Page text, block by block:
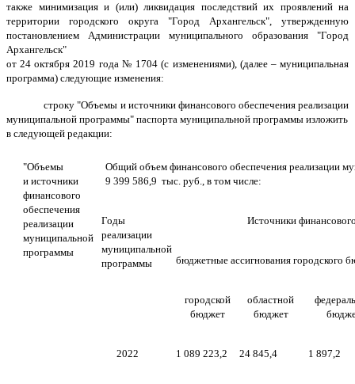
также минимизация и (или) ликвидация последствий их проявлений на
территории городского округа "Город Архангельск", утвержденную
постановлением Администрации муниципального образования "Город
Архангельск"
от 24 октября 2019 года № 1704 (с изменениями), (далее – муниципальная
программа) следующие изменения:
строку "Объемы и источники финансового обеспечения реализации
муниципальной программы" паспорта муниципальной программы изложить
в следующей редакции:
"Объемы
и источники
финансового
обеспечения
реализации
муниципальной
программы
Общий объем финансового обеспечения реализации
9 399 586,9 тыс. руб., в том числе:
Годы
реализации
муниципальной
программы
Источники
бюджетные ассигнования городского
городской
бюджет
областной
бюджет
2022 1 089 223,2 24 845,4 1 897,2